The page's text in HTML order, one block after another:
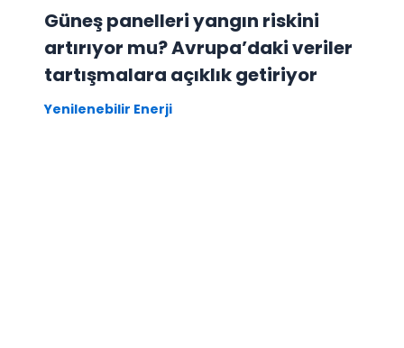
Güneş panelleri yangın riskini
artırıyor mu? Avrupa’daki veriler
tartışmalara açıklık getiriyor
Yenilenebilir Enerji